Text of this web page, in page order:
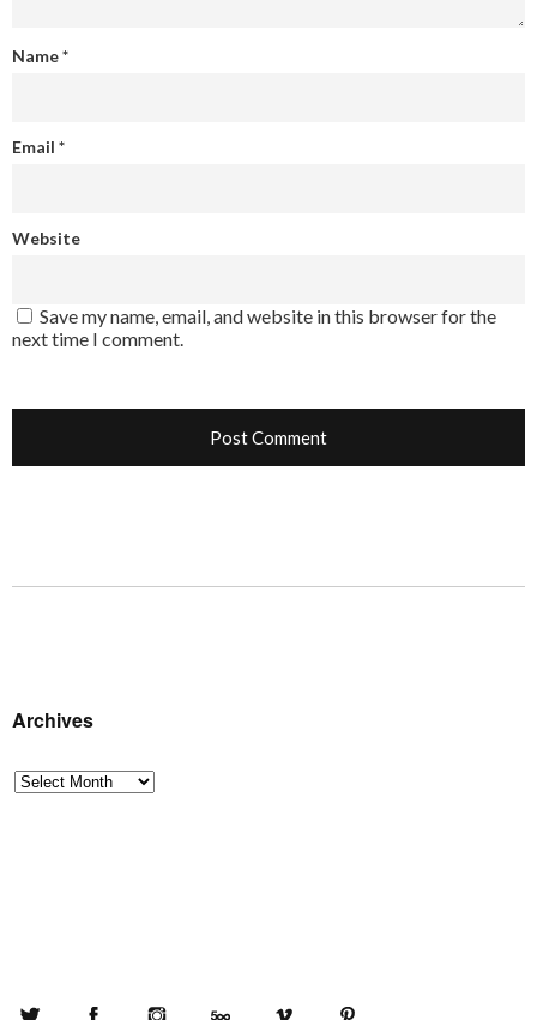
Name*
Email *
Website
Save my name, email, and website in this browser for the
next time I comment.
Archives
Archives